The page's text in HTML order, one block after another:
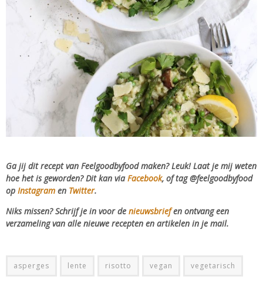
Ga jij dit recept van Feelgoodbyfood maken? Leuk! Laat je mij weten
hoe het is geworden? Dit kan via Facebook, of tag @feelgoodbyfood
op Instagram en Twitter.
Niks missen? Schrijf je in voor de nieuwsbriefen ontvang een
verzameling van alle nieuwe recepten en artikelen in je mail.
asperges lente risotto vegan vegetarisch